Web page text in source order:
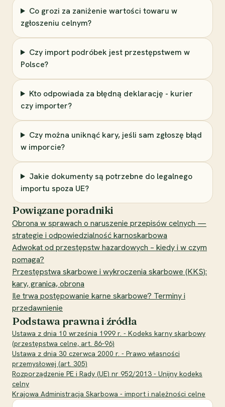
Co grozi za zaniżenie wartości towaru w
zgłoszeniu celnym?
Czy import podróbek jest przestępstwem w
Polsce?
Kto odpowiada za błędną deklarację - kurier
czy importer?
Czy można uniknąć kary, jeśli sam zgłoszę błąd
w imporcie?
Jakie dokumenty są potrzebne do legalnego
importu spoza UE?
Powiązane poradniki
Obrona w sprawach o naruszenie przepisów celnych —
strategie i odpowiedzialność karnoskarbowa
Adwokat od przestępstw hazardowych – kiedy i w czym
pomaga?
Przestępstwa skarbowe i wykroczenia skarbowe (KKS):
kary, granica, obrona
Ile trwa postępowanie karne skarbowe? Terminy i
przedawnienie
Podstawa prawna i źródła
Ustawa z dnia 10 września 1999 r. - Kodeks karny skarbowy
(przestępstwa celne, art. 86-96)
Ustawa z dnia 30 czerwca 2000 r. - Prawo własności
przemysłowej (art. 305)
Rozporządzenie PE i Rady (UE) nr 952/2013 - Unijny kodeks
celny
Krajowa Administracja Skarbowa - import i należności celne